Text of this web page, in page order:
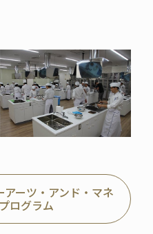
ーツ・アンド・マネ
ログラム